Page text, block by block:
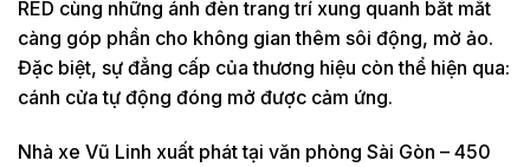
RED cùng những ánh đèn trang trí xung quanh bắt mắt
càng góp phần cho không gian thêm sôi động, mờ ảo.
Đặc biệt, sự đẳng cấp của thương hiệu còn thể hiện qua:
cánh cửa tự động đóng mở được cảm ứng.
Nhà xe Vũ Linh xuất phát tại văn phòng Sài Gòn – 450